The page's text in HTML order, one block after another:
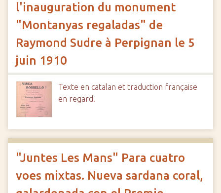
l'inauguration du monument
"Montanyas regaladas" de
Raymond Sudre à Perpignan le 5
juin 1910
Texte en catalan et traduction française
en regard.
"Juntes Les Mans" Para cuatro
voes mixtas. Nueva sardana coral,